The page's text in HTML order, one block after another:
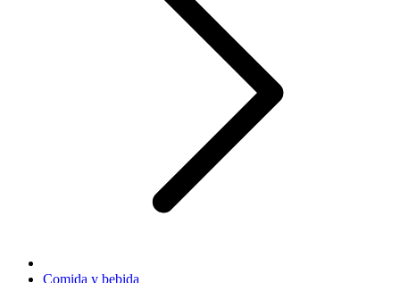
Comida y bebida